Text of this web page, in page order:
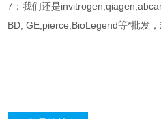
7：我们还是
BD, GE,pierce,BioLegend等*批发，